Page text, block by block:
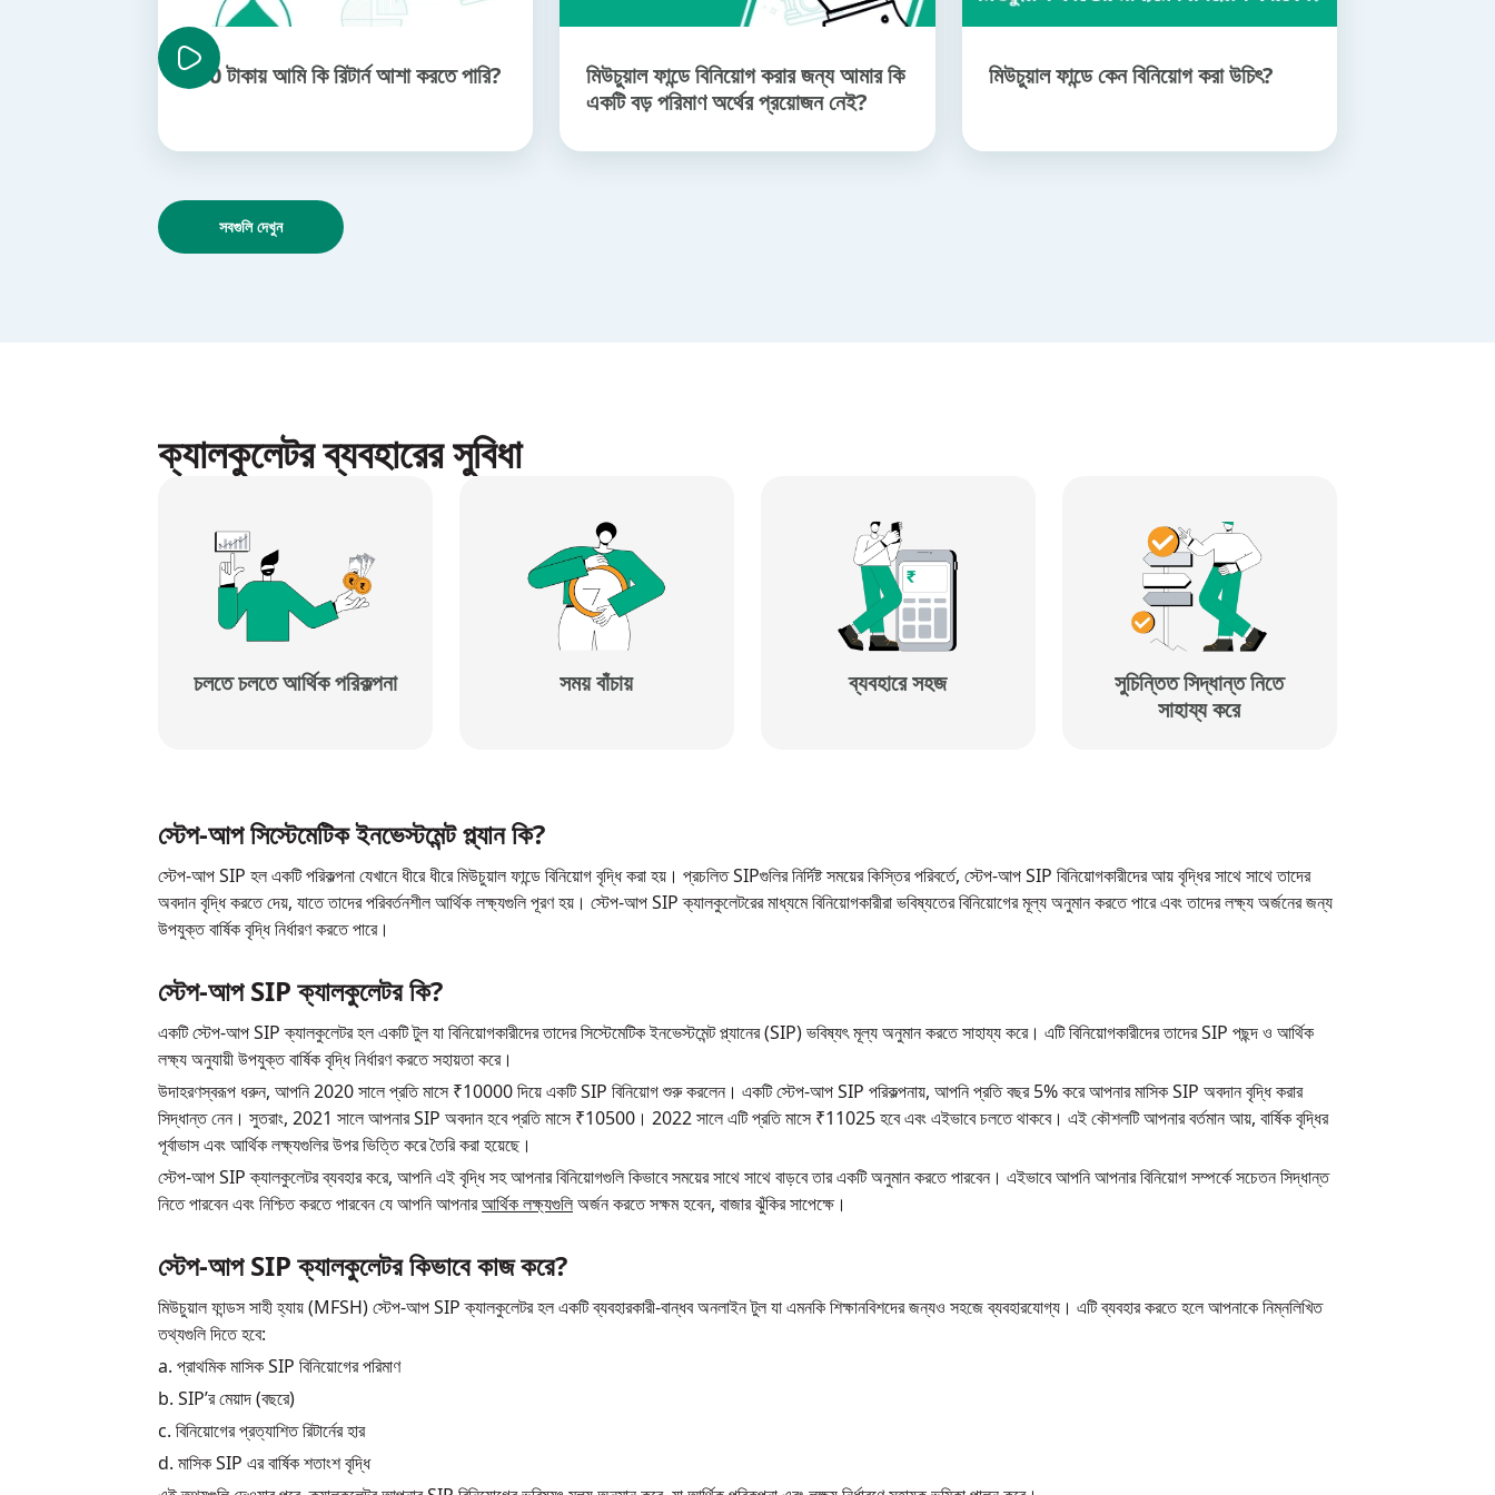
500 টাকায় আমি কি রিটার্ন আশা করতে পারি?
মিউচুয়াল ফান্ডে বিনিয়োগ করার জন্য আমার কি
একটি বড় পরিমাণ অর্থের প্রয়োজন নেই?
মিউচুয়াল ফান্ডে কেন বিনিয়োগ করা উচিৎ?
সবগুলি দেখুন
ক্যালকুলেটর ব্যবহারের সুবিধা
চলতে চলতে আর্থিক পরিকল্পনা সময় বাঁচায় ব্যবহারে সহজ
সুচিন্তিত সিদ্ধান্ত নিতে
সাহায্য করে
স্টেপ-আপ সিস্টেমেটিক ইনভেস্টমেন্ট প্ল্যান কি?
স্টেপ-আপ SIP হল একটি পরিকল্পনা যেখানে ধীরে ধীরে মিউচুয়াল ফান্ডে বিনিয়োগ বৃদ্ধি করা হয়। প্রচলিত SIPগুলির নির্দিষ্ট সময়ের কিস্তির পরিবর্তে, স্টেপ-আপ SIP বিনিয়োগকারীদের আয় বৃদ্ধির সাথে সাথে তাদের
অবদান বৃদ্ধি করতে দেয়, যাতে তাদের পরিবর্তনশীল আর্থিক লক্ষ্যগুলি পূরণ হয়। স্টেপ-আপ SIP ক্যালকুলেটরের মাধ্যমে বিনিয়োগকারীরা ভবিষ্যতের বিনিয়োগের মূল্য অনুমান করতে পারে এবং তাদের লক্ষ্য অর্জনের জন্য
উপযুক্ত বার্ষিক বৃদ্ধি নির্ধারণ করতে পারে।
স্টেপ-আপ SIP ক্যালকুলেটর কি?
একটি স্টেপ-আপ SIP ক্যালকুলেটর হল একটি টুল যা বিনিয়োগকারীদের তাদের সিস্টেমেটিক ইনভেস্টমেন্ট প্ল্যানের (SIP) ভবিষ্যৎ মূল্য অনুমান করতে সাহায্য করে। এটি বিনিয়োগকারীদের তাদের SIP পছন্দ ও আর্থিক
লক্ষ্য অনুযায়ী উপযুক্ত বার্ষিক বৃদ্ধি নির্ধারণ করতে সহায়তা করে।
উদাহরণস্বরূপ ধরুন, আপনি 2020 সালে প্রতি মাসে ₹10000 দিয়ে একটি SIP বিনিয়োগ শুরু করলেন। একটি স্টেপ-আপ SIP পরিকল্পনায়, আপনি প্রতি বছর 5% করে আপনার মাসিক SIP অবদান বৃদ্ধি করার
সিদ্ধান্ত নেন। সুতরাং, 2021 সালে আপনার SIP অবদান হবে প্রতি মাসে ₹10500। 2022 সালে এটি প্রতি মাসে ₹11025 হবে এবং এইভাবে চলতে থাকবে। এই কৌশলটি আপনার বর্তমান আয়, বার্ষিক বৃদ্ধির
পূর্বাভাস এবং আর্থিক লক্ষ্যগুলির উপর ভিত্তি করে তৈরি করা হয়েছে।
স্টেপ-আপ SIP ক্যালকুলেটর ব্যবহার করে, আপনি এই বৃদ্ধি সহ আপনার বিনিয়োগগুলি কিভাবে সময়ের সাথে সাথে বাড়বে তার একটি অনুমান করতে পারবেন। এইভাবে আপনি আপনার বিনিয়োগ সম্পর্কে সচেতন সিদ্ধান্ত
নিতে পারবেন এবং নিশ্চিত করতে পারবেন যে আপনি আপনারআর্থিক লক্ষ্যগুলিঅর্জন করতে সক্ষম হবেন, বাজার ঝুঁকির সাপেক্ষে।
স্টেপ-আপ SIP ক্যালকুলেটর কিভাবে কাজ করে?
মিউচুয়াল ফান্ডস সাহী হ্যায় (MFSH) স্টেপ-আপ SIP ক্যালকুলেটর হল একটি ব্যবহারকারী-বান্ধব অনলাইন টুল যা এমনকি শিক্ষানবিশদের জন্যও সহজে ব্যবহারযোগ্য। এটি ব্যবহার করতে হলে আপনাকে নিম্নলিখিত
তথ্যগুলি দিতে হবে:
a. প্রাথমিক মাসিক SIP বিনিয়োগের পরিমাণ
b. SIP’র মেয়াদ (বছরে)
c. বিনিয়োগের প্রত্যাশিত রিটার্নের হার
d. মাসিক SIP এর বার্ষিক শতাংশ বৃদ্ধি